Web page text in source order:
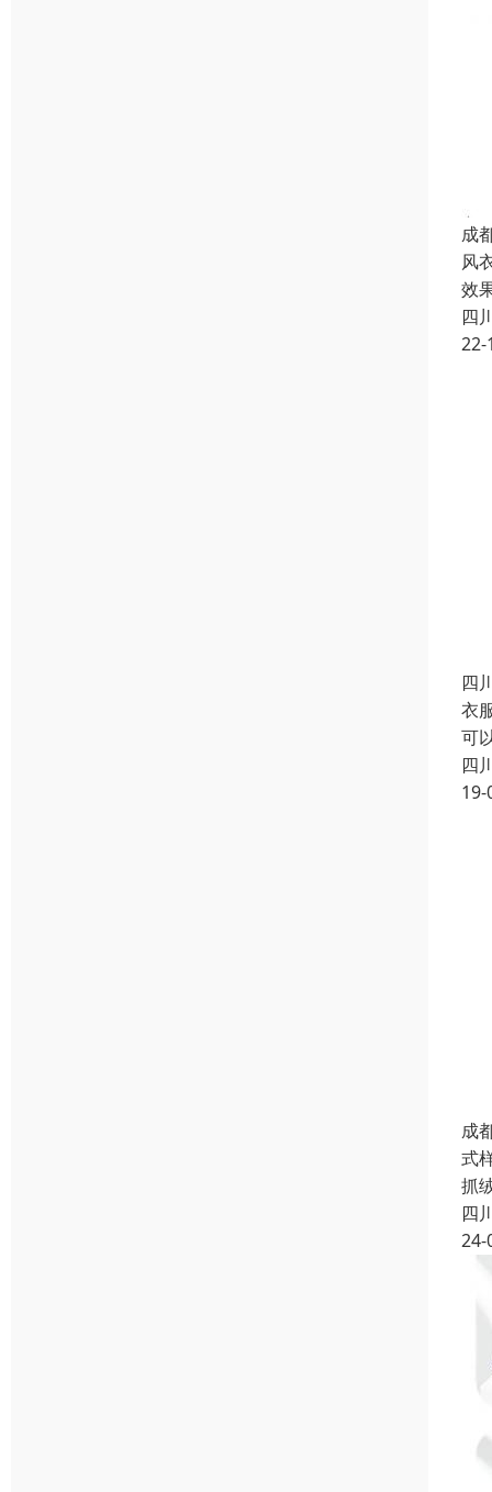
成
风
效
四
22-
四
衣
可
四
19-
成
式
抓
四
24-